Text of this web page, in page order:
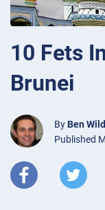
10 Fets
Brunei
By Ben
Published